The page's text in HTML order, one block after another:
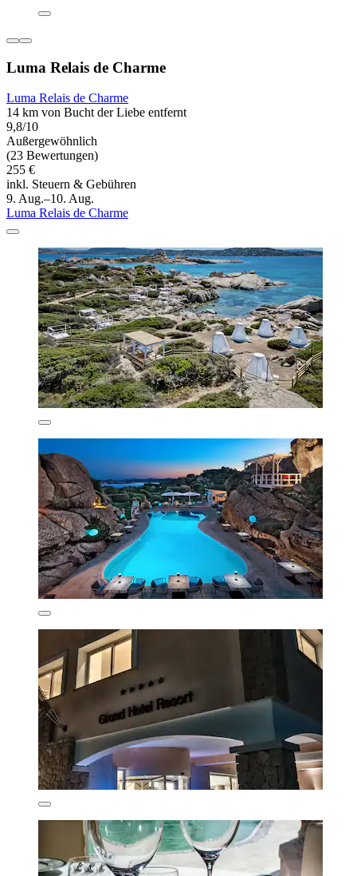
Luma Relais de Charme
Luma Relais de Charme
14 km von Bucht der Liebe entfernt
9,8/10
Außergewöhnlich
(23 Bewertungen)
255 €
inkl. Steuern & Gebühren
9. Aug.–10. Aug.
Luma Relais de Charme